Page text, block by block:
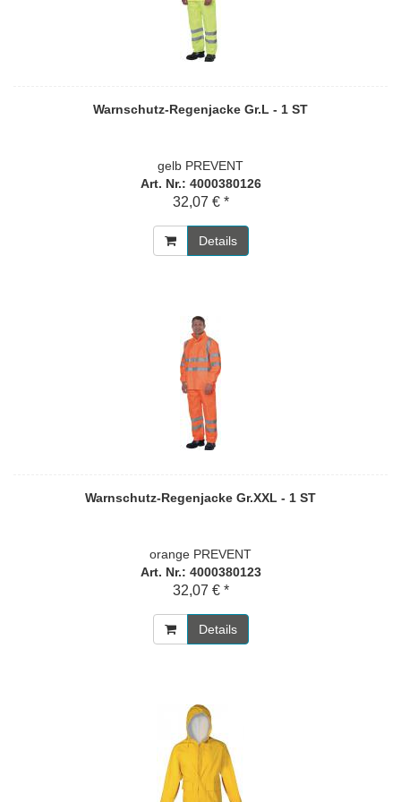
Warnschutz-Regenjacke Gr.L - 1 ST
gelb PREVENT
Art. Nr.: 4000380126
32,07 € *
Details
Warnschutz-Regenjacke Gr.XXL - 1 ST
orange PREVENT
Art. Nr.: 4000380123
32,07 € *
Details